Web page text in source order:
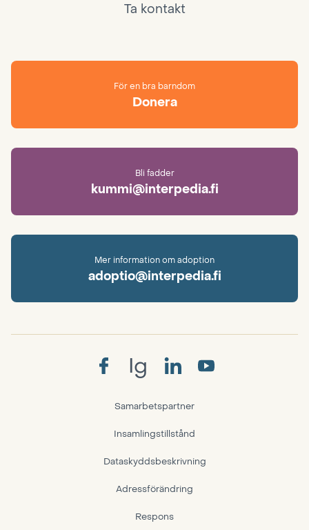
Ta kontakt
För en bra barndom
Donera
Bli fadder
kummi@interpedia.fi
Mer information om adoption
adoptio@interpedia.fi
Ig
Samarbetspartner
Insamlingstillstånd
Dataskyddsbeskrivning
Adressförändring
Respons